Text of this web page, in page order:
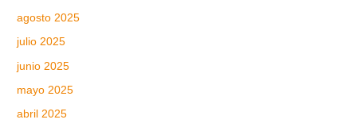
agosto 2025
julio 2025
junio 2025
mayo 2025
abril 2025